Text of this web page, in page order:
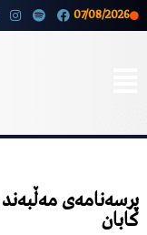
07/08/2026
پرسەنامەی
کابان